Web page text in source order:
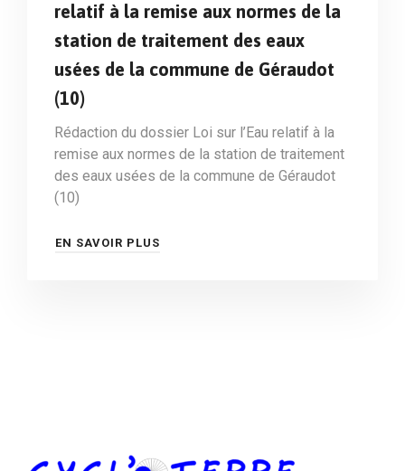
relatif à la remise aux normes de la
station de traitement des eaux
usées de la commune de Géraudot
(10)
Rédaction du dossier Loi sur l’Eau relatif à la
remise aux normes de la station de traitement
des eaux usées de la commune de Géraudot
(10)
EN SAVOIR PLUS